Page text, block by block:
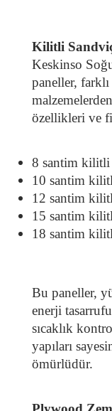
Kilitli
Keskinso
paneller,
özellikleri ve
8 santim kilitli
10 santim
12 santim
15 santim
18 santim
Bu paneller,
enerji
sıcaklık
yapıları
ömürlüdür.